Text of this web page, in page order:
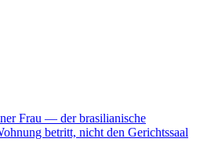
Frau — der brasilianische
betritt, nicht den Gerichtssaal